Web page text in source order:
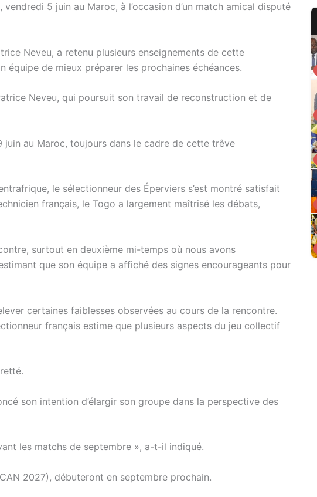
5 juin au Maroc, à l’occasion d’un match amical disputé
Neveu, a retenu plusieurs enseignements de cette
de mieux préparer les prochaines échéances.
Neveu, qui poursuit son travail de reconstruction et de
au Maroc, toujours dans le cadre de cette trêve
le sélectionneur des Éperviers s’est montré satisfait
français, le Togo a largement maîtrisé les débats,
surtout en deuxième mi-temps où nous avons
que son équipe a affiché des signes encourageants pour
certaines faiblesses observées au cours de la rencontre.
français estime que plusieurs aspects du jeu collectif
son intention d’élargir son groupe dans la perspective des
les matchs de septembre », a-t-il indiqué.
2027), débuteront en septembre prochain.